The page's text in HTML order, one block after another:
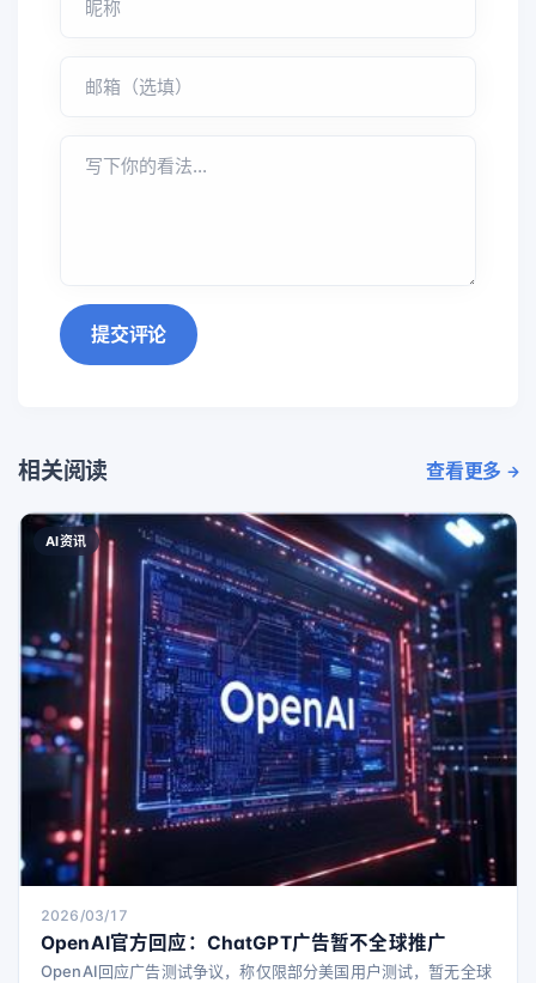
提交评论
相关阅读 查看更多
AI资讯
2026/03/17
OpenAI官方回应：ChatGPT广告暂不全球推广
OpenAI回应广告测试争议，称仅限部分美国用户测试，暂无全球